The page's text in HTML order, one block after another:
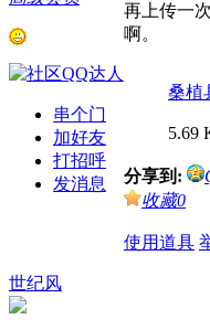
串个门
加好友
打招呼
发消息
再上传一
啊。
桑植
5.69
分享到:
收藏0
使用道具
世纪风